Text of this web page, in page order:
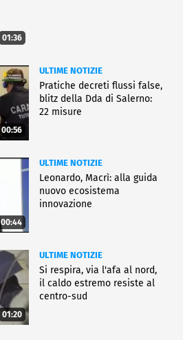
01:36
00:56
ULTIME NOTIZIE
Pratiche decreti flussi false,
blitz della Dda di Salerno:
22 misure
00:44
ULTIME NOTIZIE
Leonardo, Macrì: alla guida
nuovo ecosistema
innovazione
01:20
ULTIME NOTIZIE
Si respira, via l'afa al nord,
il caldo estremo resiste al
centro-sud